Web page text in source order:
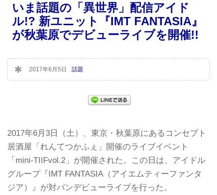
いま話題の「異世界」配信アイド
ル!? 新ユニット『IMT FANTASIA』
が秋葉原でデビューライブを開催!!
2017年6月5日 話題
2017年6月3日（土）、東京・秋葉原にあるコンセプト
居酒屋「れんてつかふぇ」開催のライブイベント
「mini‐TIIFvol.2」が開催された。この日は、アイドル
グループ『IMT FANTASIA（アイエムティーファンタ
ジア）』が対バンデビューライブを行った。